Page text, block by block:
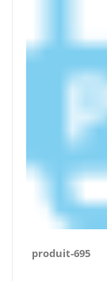
produit-695